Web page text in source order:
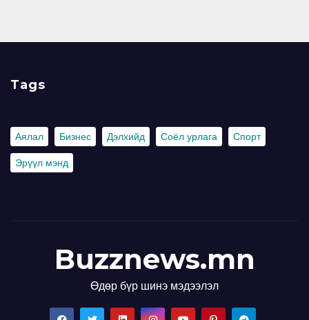
Tags
Аялал Бизнес Дэлхийд Соёл урлага Спорт
Эрүүл мэнд
Buzznews.mn
Өдөр бүр шинэ мэдээлэл